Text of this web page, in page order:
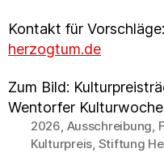
Kontakt für Vorschläge:
herzogtum.de
Zum Bild:
Wentorfer
Schlagwörter
2026, Ausschreibung,
Kulturpreis, Stiftung